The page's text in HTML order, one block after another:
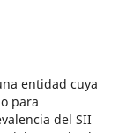
entidad cuya
para
del SII